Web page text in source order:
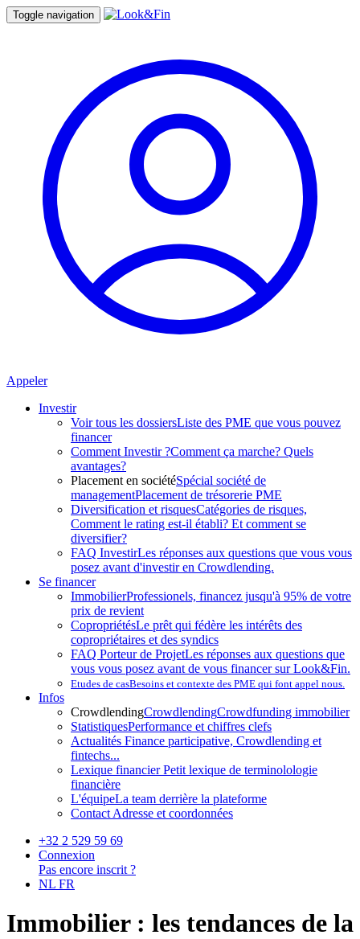
Toggle navigation
Appeler
Investir
Voir tous les dossiersListe des PME que vous pouvez
financer
Comment Investir ?Comment ça marche? Quels
avantages?
Placement en sociétéSpécial société de
managementPlacement de trésorerie PME
Diversification et risquesCatégories de risques,
Comment le rating est-il établi? Et comment se
diversifier?
FAQ InvestirLes réponses aux questions que vous vous
posez avant d'investir en Crowdlending.
Se financer
ImmobilierProfessionels, financez jusqu'à 95% de votre
prix de revient
CopropriétésLe prêt qui fédère les intérêts des
copropriétaires et des syndics
FAQ Porteur de ProjetLes réponses aux questions que
vous vous posez avant de vous financer sur Look&Fin.
Etudes de casBesoins et contexte des PME qui font appel nous.
Infos
CrowdlendingCrowdlendingCrowdfunding immobilier
StatistiquesPerformance et chiffres clefs
Actualités Finance participative, Crowdlending et
fintechs...
Lexique financierPetit lexique de terminolologie
financière
L'équipeLa team derrière la plateforme
Contact Adresse et coordonnées
+32 2 529 59 69
Connexion
Pas encore inscrit ?
NL FR
Immobilier : les tendances de la